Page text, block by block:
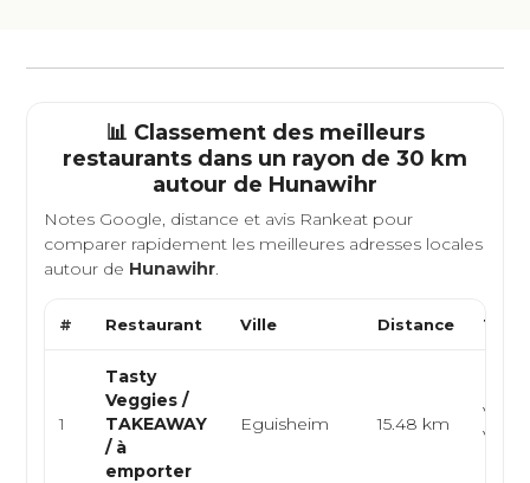
📊 Classement des meilleurs
restaurants dans un rayon de 30 km
autour de Hunawihr
Notes Google, distance et avis Rankeat pour
comparer rapidement les meilleures adresses locales
autour de Hunawihr.
# Restaurant Ville Distance Type
1
Tasty
Veggies /
TAKEAWAY
/ à
emporter
Eguisheim 15.48 km